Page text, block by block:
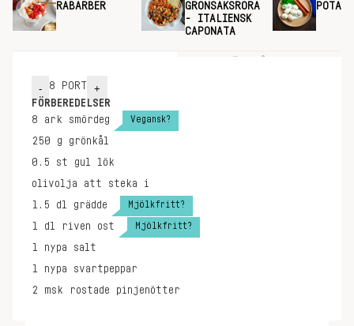
RABARBER
GRÖNSAKSRÖRA
- ITALIENSK
CAPONATA
- 8 PORT +
FÖRBEREDELSER
8 ark smördeg Vegansk?
250 g
grönkål
0.5 st
gul lök
olivolja att steka i
1.5 dl grädde Mjölkfritt?
1 dl riven ost Mjölkfritt?
1 nypa
salt
1 nypa
svartpeppar
2 msk rostade pinjenötter